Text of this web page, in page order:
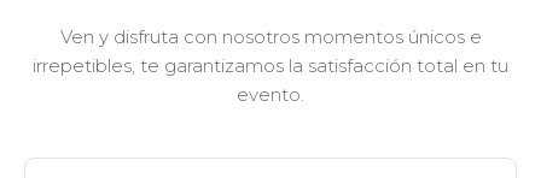
Ven y disfruta con nosotros momentos únicos e
irrepetibles, te garantizamos la satisfacción total en tu
evento.